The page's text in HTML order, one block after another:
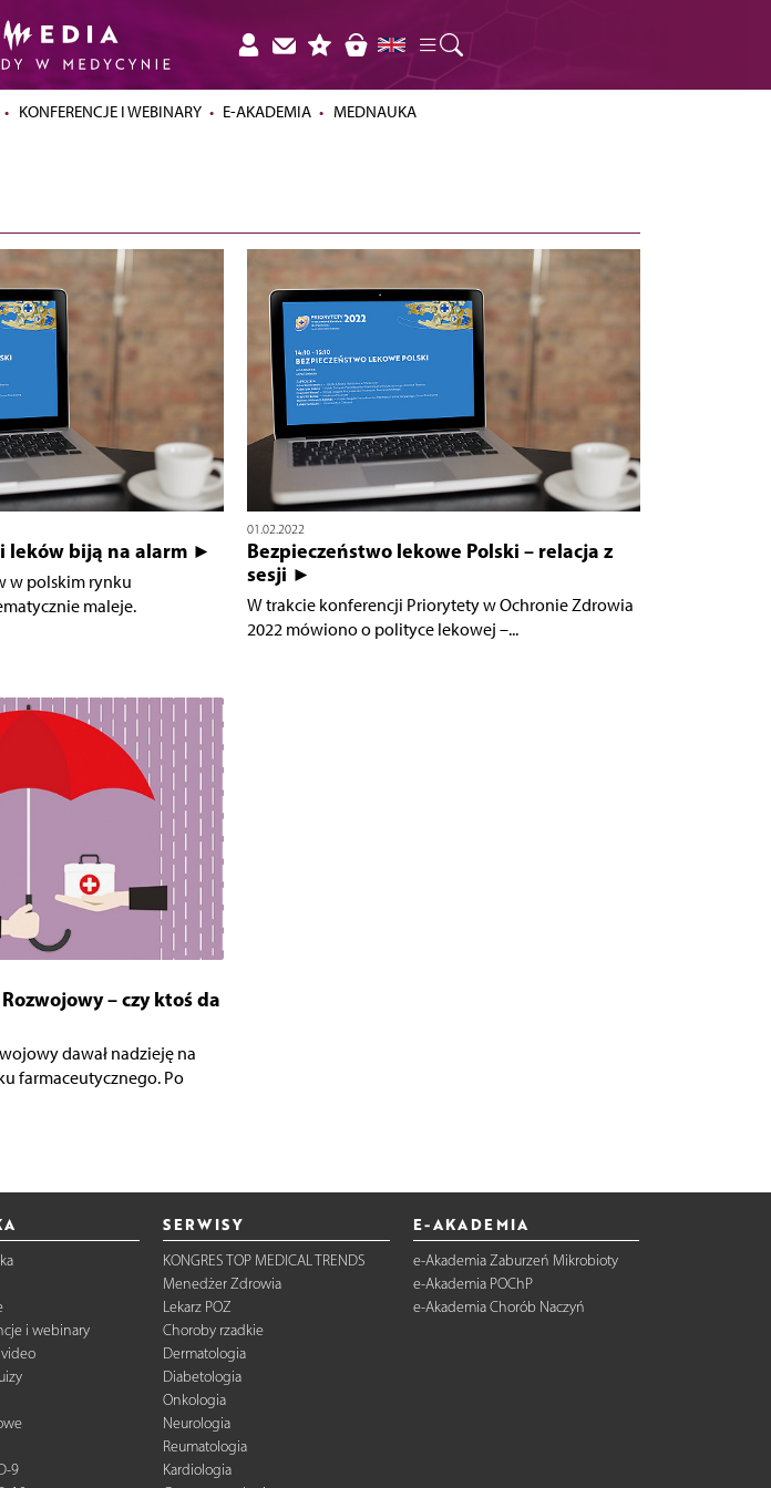
KONFERENCJE I WEBINARY E-AKADEMIA MEDNAUKA
leków biją na alarm ►
w polskim rynku
maleje.
01.02.2022
Bezpieczeństwo lekowe Polski – relacja z
sesji ►
W trakcie konferencji Priorytety w Ochronie Zdrowia
2022 mówiono o polityce lekowej –...
– czy ktoś da
dawał nadzieję na
farmaceutycznego. Po
i webinary
9
SERWISY
KONGRES TOP MEDICAL TRENDS
Menedżer Zdrowia
Lekarz POZ
Choroby rzadkie
Dermatologia
Diabetologia
Onkologia
Neurologia
Reumatologia
Kardiologia
E-AKADEMIA
e-Akademia Zaburzeń Mikrobioty
e-Akademia POChP
e-Akademia Chorób Naczyń